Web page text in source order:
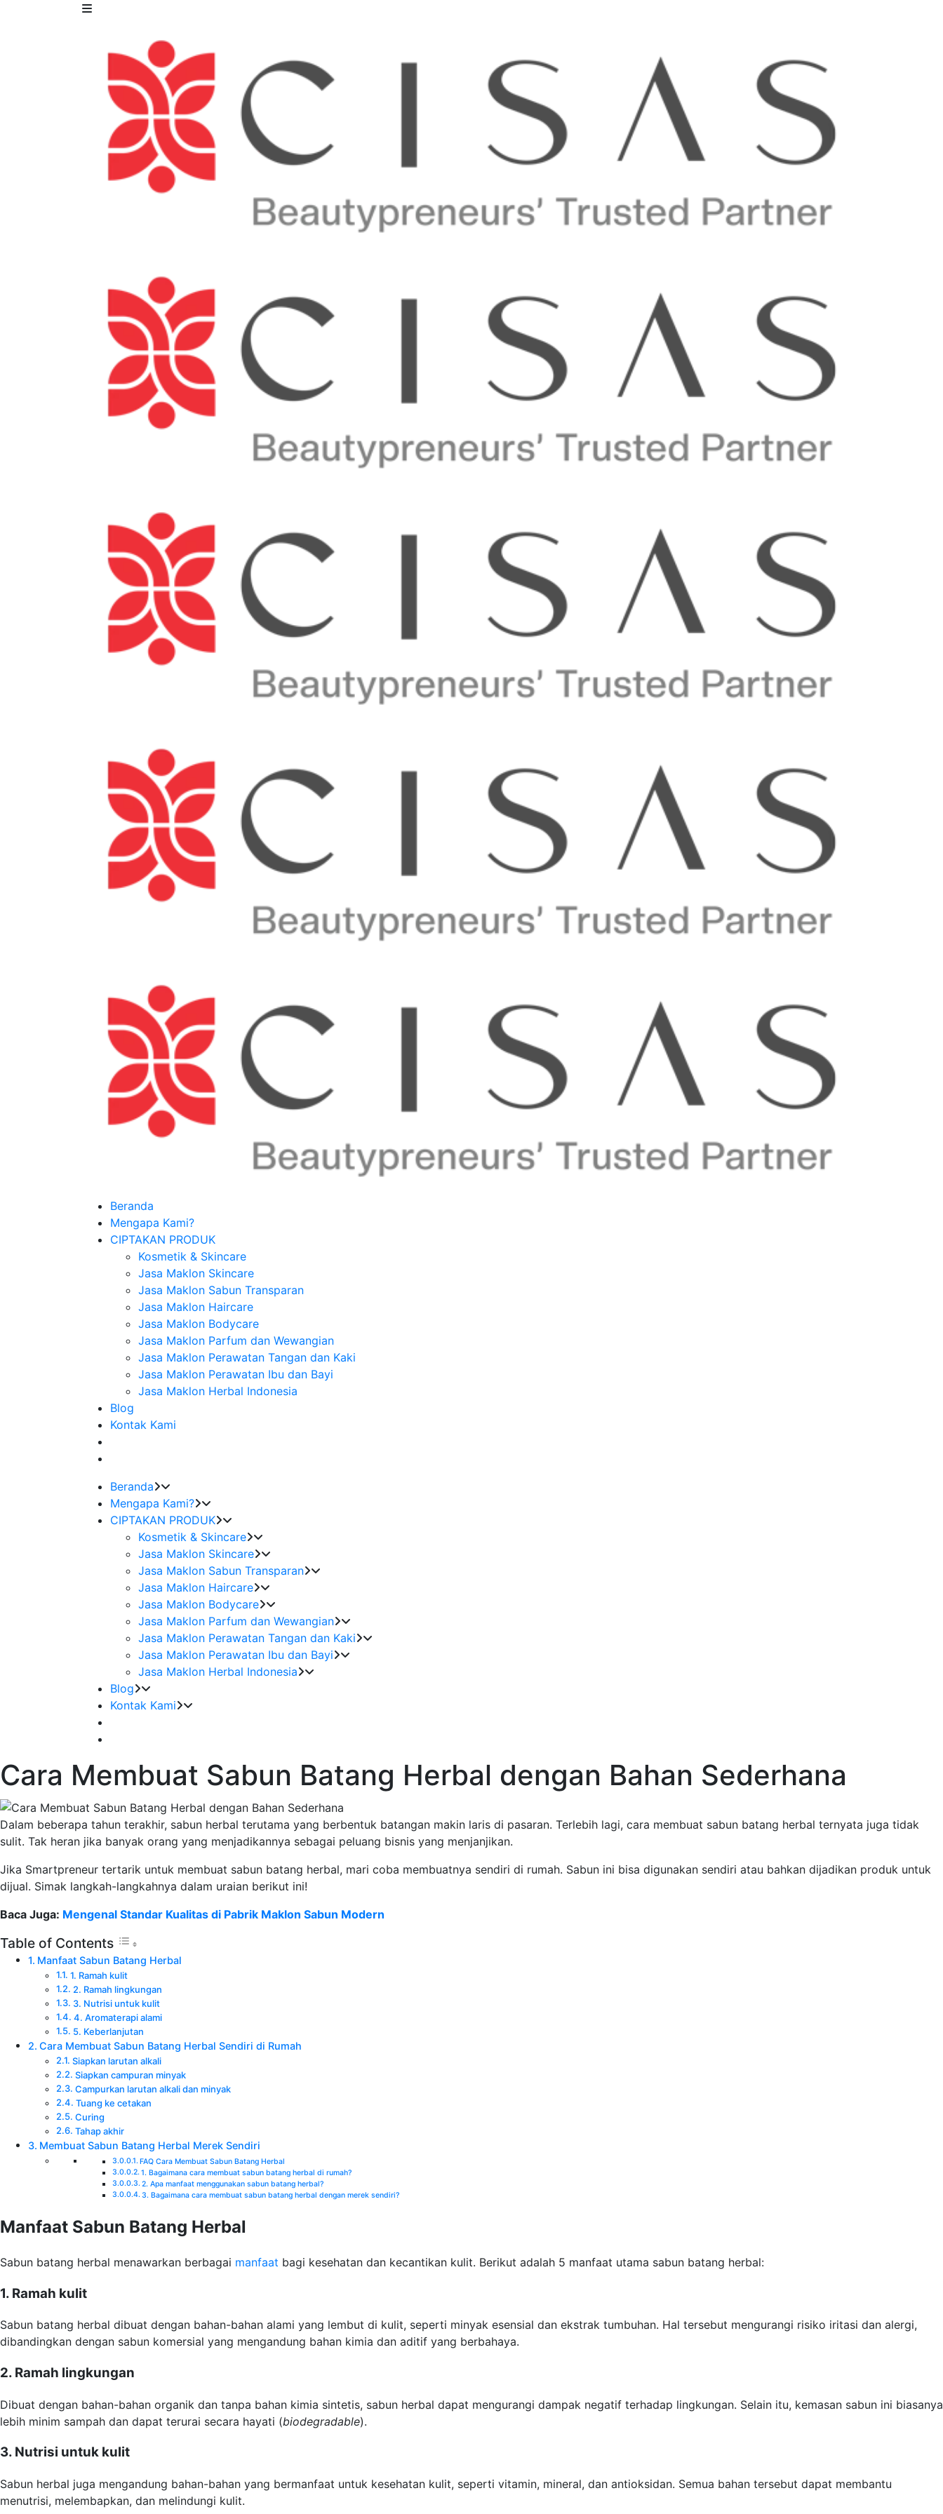
Beranda
Mengapa Kami?
CIPTAKAN PRODUK
Kosmetik & Skincare
Jasa Maklon Skincare
Jasa Maklon Sabun Transparan
Jasa Maklon Haircare
Jasa Maklon Bodycare
Jasa Maklon Parfum dan Wewangian
Jasa Maklon Perawatan Tangan dan Kaki
Jasa Maklon Perawatan Ibu dan Bayi
Jasa Maklon Herbal Indonesia
Blog
Kontak Kami
Beranda
Mengapa Kami?
CIPTAKAN PRODUK
Kosmetik & Skincare
Jasa Maklon Skincare
Jasa Maklon Sabun Transparan
Jasa Maklon Haircare
Jasa Maklon Bodycare
Jasa Maklon Parfum dan Wewangian
Jasa Maklon Perawatan Tangan dan Kaki
Jasa Maklon Perawatan Ibu dan Bayi
Jasa Maklon Herbal Indonesia
Blog
Kontak Kami
Cara Membuat Sabun Batang Herbal dengan Bahan Sederhana
Dalam beberapa tahun terakhir, sabun herbal terutama yang berbentuk batangan makin laris di pasaran. Terlebih lagi, cara membuat sabun batang herbal ternyata juga tidak
sulit. Tak heran jika banyak orang yang menjadikannya sebagai peluang bisnis yang menjanjikan.
Jika Smartpreneur tertarik untuk membuat sabun batang herbal, mari coba membuatnya sendiri di rumah. Sabun ini bisa digunakan sendiri atau bahkan dijadikan produk untuk
dijual. Simak langkah-langkahnya dalam uraian berikut ini!
Baca Juga: Mengenal Standar Kualitas di Pabrik Maklon Sabun Modern
Table of Contents
Manfaat Sabun Batang Herbal
1. Ramah kulit
2. Ramah lingkungan
3. Nutrisi untuk kulit
4. Aromaterapi alami
5. Keberlanjutan
Cara Membuat Sabun Batang Herbal Sendiri di Rumah
Siapkan larutan alkali
Siapkan campuran minyak
Campurkan larutan alkali dan minyak
Tuang ke cetakan
Curing
Tahap akhir
Membuat Sabun Batang Herbal Merek Sendiri
FAQ Cara Membuat Sabun Batang Herbal
1. Bagaimana cara membuat sabun batang herbal di rumah?
2. Apa manfaat menggunakan sabun batang herbal?
3. Bagaimana cara membuat sabun batang herbal dengan merek sendiri?
Manfaat Sabun Batang Herbal
Sabun batang herbal menawarkan berbagai manfaat bagi kesehatan dan kecantikan kulit. Berikut adalah 5 manfaat utama sabun batang herbal:
1. Ramah kulit
Sabun batang herbal dibuat dengan bahan-bahan alami yang lembut di kulit, seperti minyak esensial dan ekstrak tumbuhan. Hal tersebut mengurangi risiko iritasi dan alergi,
dibandingkan dengan sabun komersial yang mengandung bahan kimia dan aditif yang berbahaya.
2. Ramah lingkungan
Dibuat dengan bahan-bahan organik dan tanpa bahan kimia sintetis, sabun herbal dapat mengurangi dampak negatif terhadap lingkungan. Selain itu, kemasan sabun ini biasanya
lebih minim sampah dan dapat terurai secara hayati (biodegradable).
3. Nutrisi untuk kulit
Sabun herbal juga mengandung bahan-bahan yang bermanfaat untuk kesehatan kulit, seperti vitamin, mineral, dan antioksidan. Semua bahan tersebut dapat membantu
menutrisi, melembapkan, dan melindungi kulit.